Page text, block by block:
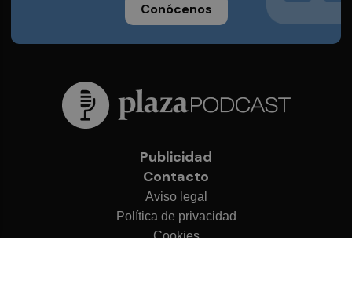
Conócenos
Publicidad
Contacto
Aviso legal
Política de privacidad
Cookies